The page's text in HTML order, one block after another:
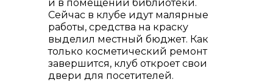
и в помещении библиотеки.
Сейчас в клубе идут малярные
работы, средства на краску
выделил местный бюджет. Как
только косметический ремонт
завершится, клуб откроет свои
двери для посетителей.